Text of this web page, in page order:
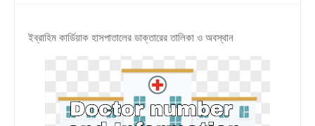
ইব্রাহিম কার্ডিয়াক হাসপাতালের ডাক্তারের তালিকা ও অবস্থান